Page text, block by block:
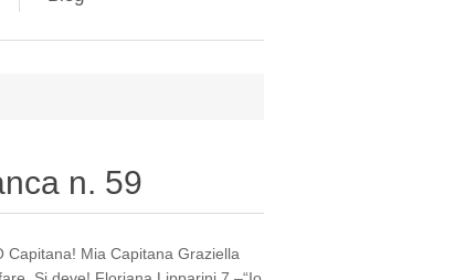
n. 59
Capitana! Mia Capitana Graziella